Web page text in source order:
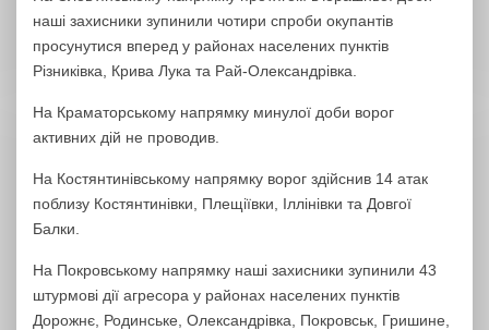
наші захисники зупинили чотири спроби окупантів
просунутися вперед у районах населених пунктів
Різниківка, Крива Лука та Рай-Олександрівка.
На Краматорському напрямку минулої доби ворог
активних дій не проводив.
На Костянтинівському напрямку ворог здійснив 14 атак
поблизу Костянтинівки, Плещіївки, Іллінівки та Довгої
Балки.
На Покровському напрямку наші захисники зупинили 43
штурмові дії агресора у районах населених пунктів
Дорожнє, Родинське, Олександрівка, Покровськ, Гришине,